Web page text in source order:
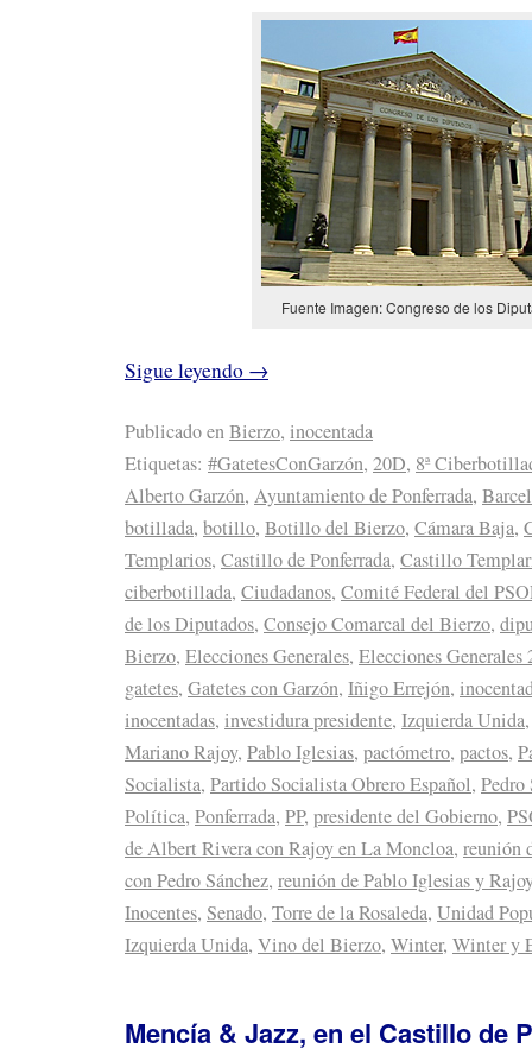
Fuente Imagen: Congreso de los
Sigue leyendo →
Publicado enBierzo, inocentada
Etiquetas: #GatetesConGarzón, 20D, 8ª
Alberto Garzón, Ayuntamiento de Ponferrada,
botillada, botillo, Botillo del Bierzo, Cámara Baja,
Templarios, Castillo de Ponferrada, Castillo
ciberbotillada, Ciudadanos, Comité Federal del
de los Diputados, Consejo Comarcal del Bierzo,
Bierzo, Elecciones Generales, Elecciones Generales
gatetes, Gatetes con Garzón, Iñigo Errejón,
inocentadas, investidura presidente, Izquierda Unida
Mariano Rajoy, Pablo Iglesias, pactómetro, pactos,
Socialista, Partido Socialista Obrero Español, Pedro
Política, Ponferrada, PP, presidente del Gobierno,
de Albert Rivera con Rajoy en La Moncloa, reunión
con Pedro Sánchez, reunión de Pablo Iglesias y
Inocentes, Senado, Torre de la Rosaleda, Unidad
Izquierda Unida, Vino del Bierzo, Winter, Winter y
Mencía & Jazz, en el Castillo de